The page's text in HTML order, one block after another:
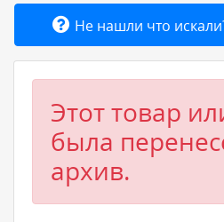
Добавить товар или
Не нашли что
Этот товар
была
архив.